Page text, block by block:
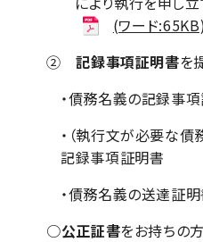
(ワード
②記録事項証明書を
・債務名義の記録事
・（執行文が必要な
記録事項証明書
・債務名義の送達証
○公正証書をお持ちの方